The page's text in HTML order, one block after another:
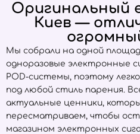
Оригинальный
Киев —
Мы собрали на одной
одноразовые электронные
POD-системы, поэтому
под любой стиль парения.
актуальные ценники,
пересматриваем, чтобы
магазином электронных